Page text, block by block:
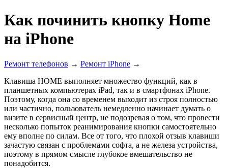
Как починить кнопку Home
на iPhone
Ремонт телефонов → Ремонт iPhone →
Клавиша НОМЕ выполняет множество функций, как в
планшетных компьютерах iPad, так и в смартфонах iPhone.
Поэтому, когда она со временем выходит из строя полностью
или частично, пользователь немедленно начинает думать о
визите в сервисный центр, не подозревая о том, что провести
несколько попыток реанимирования кнопки самостоятельно
ему вполне по силам. Все от того, что плохой отзыв клавиши
зачастую связан с проблемами софта, а не железа устройства,
поэтому в прямом смысле глубокое вмешательство не
понадобится.